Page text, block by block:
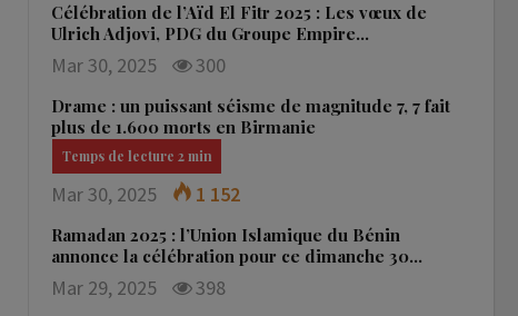
Célébration de l’Aïd El Fitr 2025 : Les vœux de
Ulrich Adjovi, PDG du Groupe Empire…
Mar 30, 2025 300
Drame : un puissant séisme de magnitude 7, 7 fait
plus de 1.600 morts en Birmanie
Mar 30, 2025 1 152
Ramadan 2025 : l’Union Islamique du Bénin
annonce la célébration pour ce dimanche 30…
Mar 29, 2025 398